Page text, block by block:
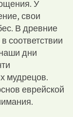
У
свои
В древние
соответствии
дни
мудрецов.
еврейской